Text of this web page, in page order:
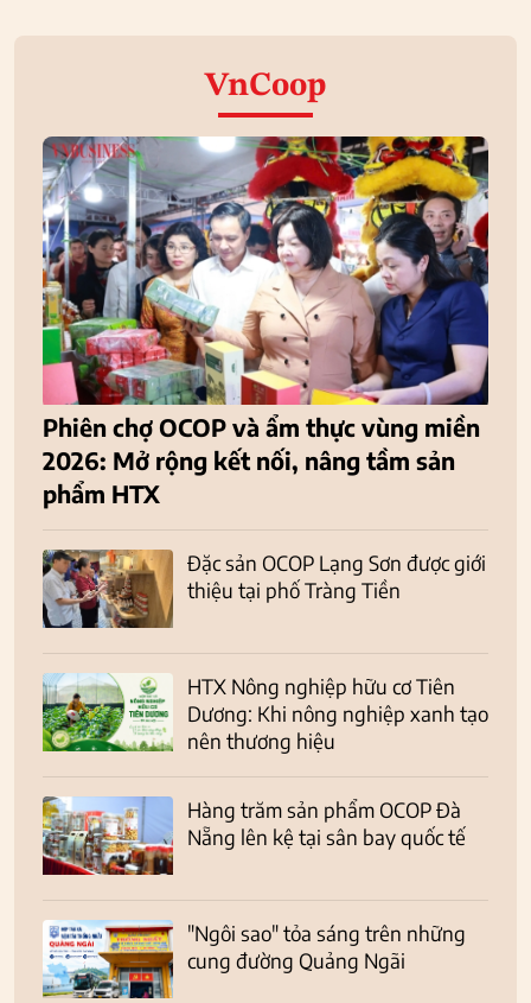
VnCoop
Phiên chợ OCOP và ẩm thực vùng miền
2026: Mở rộng kết nối, nâng tầm sản
phẩm HTX
Đặc sản OCOP Lạng Sơn được giới
thiệu tại phố Tràng Tiền
HTX Nông nghiệp hữu cơ Tiên
Dương: Khi nông nghiệp xanh tạo
nên thương hiệu
Hàng trăm sản phẩm OCOP Đà
Nẵng lên kệ tại sân bay quốc tế
"Ngôi sao" tỏa sáng trên những
cung đường Quảng Ngãi